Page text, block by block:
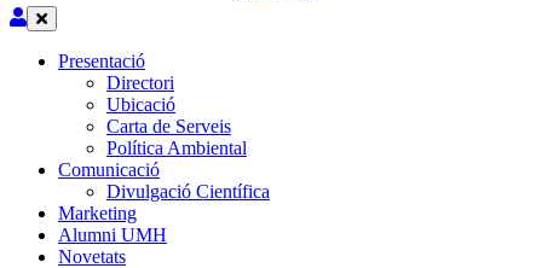
Editar
Presentació
Presentació
Directori
Ubicació
Carta de Serveis
Política Ambiental
Comunicació
Comunicació
Divulgació Científica
Marketing
Alumni UMH
Novetats